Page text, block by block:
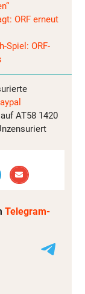
ORF erneut
Spiel: ORF-
AT58 1420
Telegram-